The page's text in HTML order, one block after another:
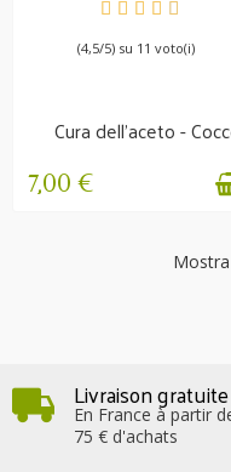
DISPONIBILE
(4,5/5) su 11 voto(i)
Cura dell'aceto -
& Aloe Vera -...
7,00 €
Livraison gratuite
En France à partir
75 € d'achats